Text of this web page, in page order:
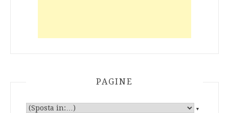
PAGINE
▼